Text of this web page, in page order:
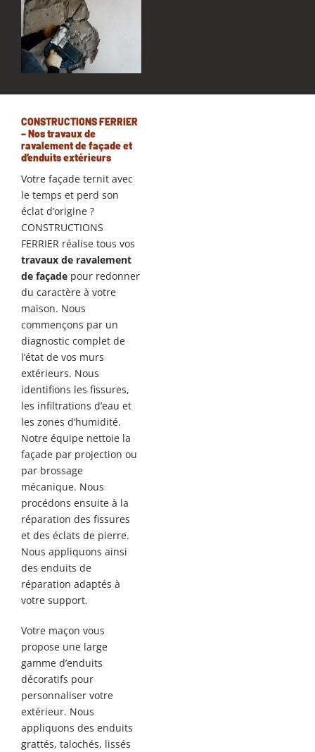
CONSTRUCTIONS FERRIER
– Nos travaux de
ravalement de façade et
d’enduits extérieurs
Votre façade ternit avec
le temps et perd son
éclat d’origine ?
CONSTRUCTIONS
FERRIER réalise tous vos
travaux de ravalement
de façadepour redonner
du caractère à votre
maison. Nous
commençons par un
diagnostic complet de
l’état de vos murs
extérieurs. Nous
identifions les fissures,
les infiltrations d’eau et
les zones d’humidité.
Notre équipe nettoie la
façade par projection ou
par brossage
mécanique. Nous
procédons ensuite à la
réparation des fissures
et des éclats de pierre.
Nous appliquons ainsi
des enduits de
réparation adaptés à
votre support.
Votre maçon vous
propose une large
gamme d’enduits
décoratifs pour
personnaliser votre
extérieur. Nous
appliquons des enduits
grattés, talochés, lissés